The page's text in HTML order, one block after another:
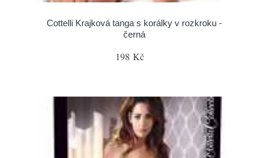
Cottelli Krajková tanga s korálky v rozkroku -
černá
198 Kč